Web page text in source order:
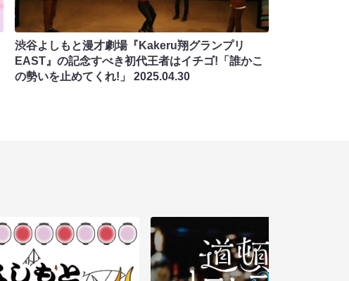
渋谷よしもと漫才劇場『Kakeru翔グランプリ
EAST』の記念すべき初代王者はイチゴ!「誰かこ
の勢いを止めてくれ!」 2025.04.30